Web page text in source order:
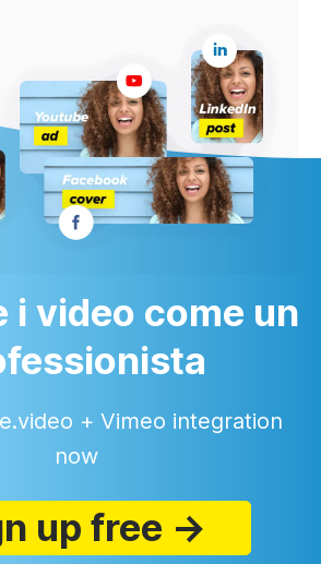
i video come un
+ Vimeo integration
now
up free →